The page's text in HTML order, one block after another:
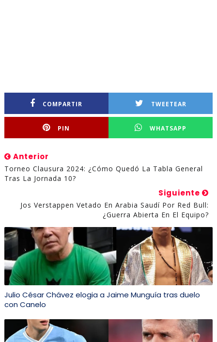
COMPARTIR TWEETEAR
PIN WHATSAPP
Anterior
Torneo Clausura 2024: ¿Cómo Quedó La Tabla General
Tras La Jornada 10?
Siguiente
Jos Verstappen Vetado En Arabia Saudí Por Red Bull:
¿Guerra Abierta En El Equipo?
Julio César Chávez elogia a Jaime Munguía tras duelo
con Canelo